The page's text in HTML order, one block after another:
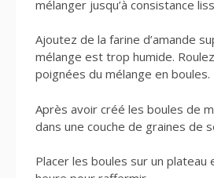
mélanger jusqu’à consistance
Ajoutez de la farine d’amande
mélange est trop humide.
poignées du mélange en boules.
Après avoir créé les boules de
dans une couche de graines de
Placer les boules sur un plateau